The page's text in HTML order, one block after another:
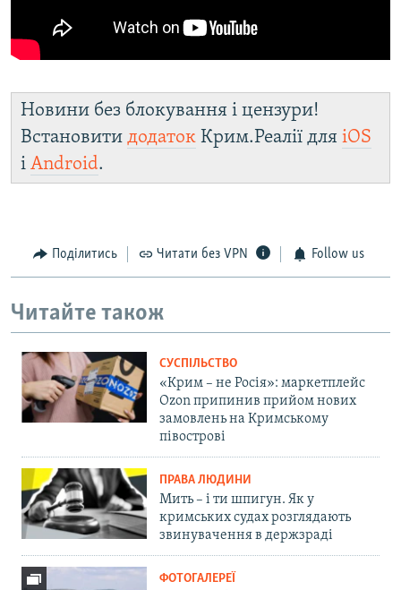
Новини без блокування і цензури!
Встановити додаток Крим.Реалії для iOS
і Android.
Поділитись Читати без VPN Follow us
Читайте також
СУСПІЛЬСТВО
«Крим – не Росія»: маркетплейс
Ozon припинив прийом нових
замовлень на Кримському
півострові
ПРАВА ЛЮДИНИ
Мить – і ти шпигун. Як у
кримських судах розглядають
звинувачення в держзраді
ФОТОГАЛЕРЕЇ